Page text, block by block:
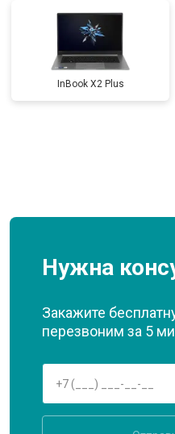
InBook X2 Plus
Нужна
Закажите
перезвоним за 5